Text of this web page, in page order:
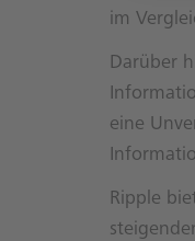
im
Darüber
eine
Ripple